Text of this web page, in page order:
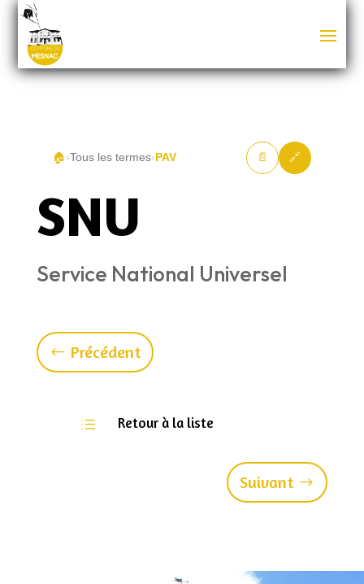
🏠›Tous les termes›PAV 📄 🔗
SNU
Service National Universel
Précédent
d Retour à la liste
Suivant